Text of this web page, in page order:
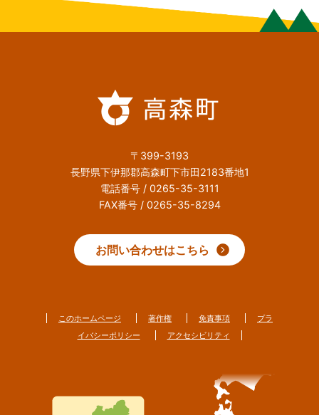
〒399-3193
長野県下伊那郡高森町下市田2183番地1
電話番号 / 0265-35-3111
FAX番号 / 0265-35-8294
お問い合わせはこちら
このホームページ 著作権 免責事項
プラ
イバシーポリシー
アクセシビリティ